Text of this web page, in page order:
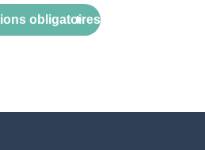
obligatoires